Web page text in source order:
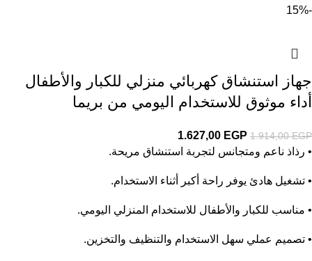
-15%
جهاز استنشاق كهربائي منزلي للكبار والأطفال
أداء موثوق للاستخدام اليومي من بريما
1.914,00EGP
1.627,00 EGP
• رذاذ ناعم ومتجانس لتجربة استنشاق مريحة.
• تشغيل هادئ يوفر راحة أكبر أثناء الاستخدام.
• مناسب للكبار والأطفال للاستخدام المنزلي اليومي.
• تصميم عملي سهل الاستخدام والتنظيف والتخزين.